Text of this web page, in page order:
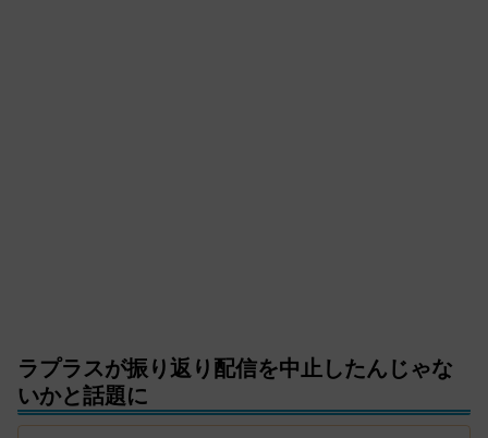
ラプラスが振り返り配信を中止したんじゃな
いかと話題に